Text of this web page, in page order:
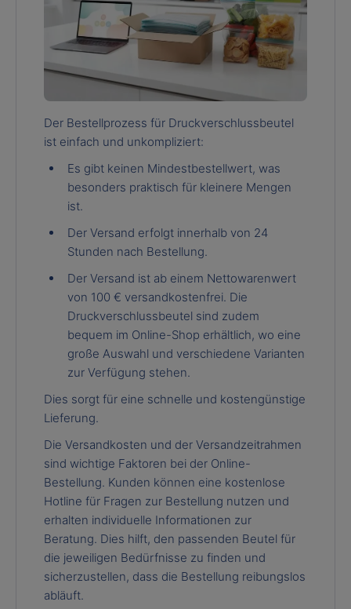
Der Bestellprozess für Druckverschlussbeutel
ist einfach und unkompliziert:
Es gibt keinen Mindestbestellwert, was
besonders praktisch für kleinere Mengen
ist.
Der Versand erfolgt innerhalb von 24
Stunden nach Bestellung.
Der Versand ist ab einem Nettowarenwert
von 100 € versandkostenfrei. Die
Druckverschlussbeutel sind zudem
bequem im Online-Shop erhältlich, wo eine
große Auswahl und verschiedene Varianten
zur Verfügung stehen.
Dies sorgt für eine schnelle und kostengünstige
Lieferung.
Die Versandkosten und der Versandzeitrahmen
sind wichtige Faktoren bei der Online-
Bestellung. Kunden können eine kostenlose
Hotline für Fragen zur Bestellung nutzen und
erhalten individuelle Informationen zur
Beratung. Dies hilft, den passenden Beutel für
die jeweiligen Bedürfnisse zu finden und
sicherzustellen, dass die Bestellung reibungslos
abläuft.